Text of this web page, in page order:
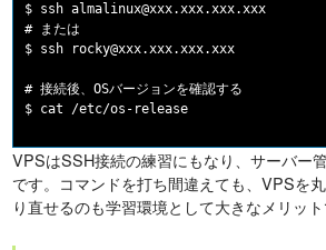
$ ssh almalinux@xxx.xxx.xxx.xxx
# または
$ ssh rocky@xxx.xxx.xxx.xxx
# 接続後、OSバージョンを確認する
VPSはSSH接続の練習にもなり、サーバー
です。コマンドを打ち間違えても、VPSを
り直せるのも学習環境として大きなメリット